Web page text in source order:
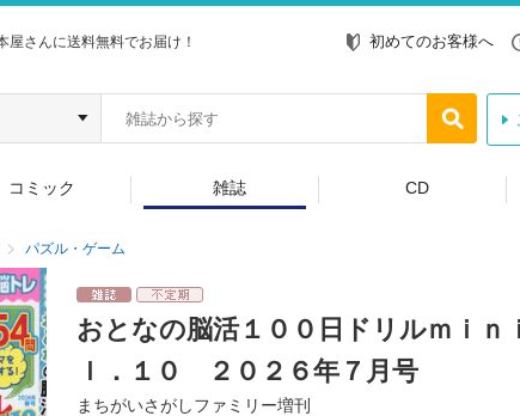
さんに送料無料でお届け！ 初めてのお客様へ
コミック 雑誌 CD
パズル・ゲーム
おとなの脳活１００日ドリルｍｉ
ｌ．１０ ２０２６年７月号
まちがいさがしファミリー増刊